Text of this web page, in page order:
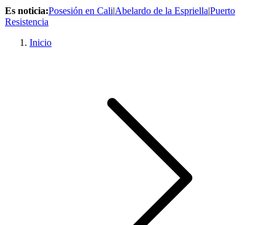
Es noticia:Posesión en Cali|Abelardo de la Espriella|Puerto
Resistencia
Inicio